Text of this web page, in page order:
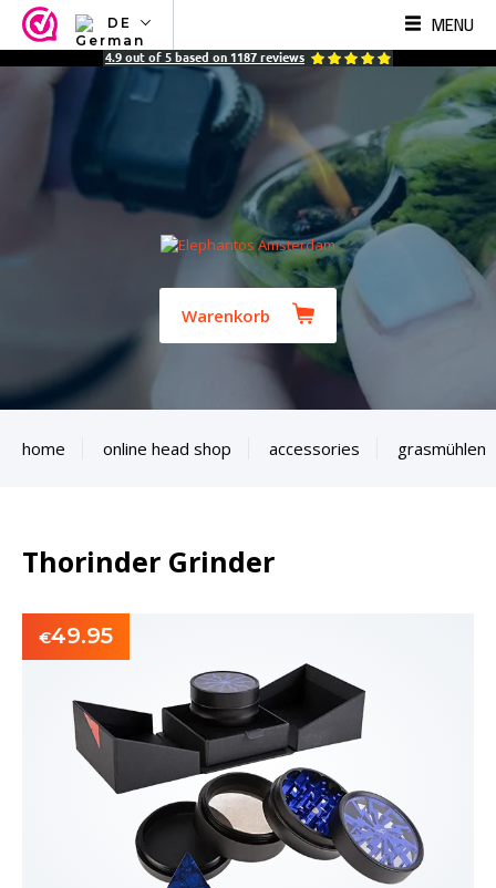
DE
NL
ES
MENU
4.9 out of 5 based on 1187 reviews
Warenkorb
home online head shop accessories grasmühlen
Thorinder Grinder
€49.95